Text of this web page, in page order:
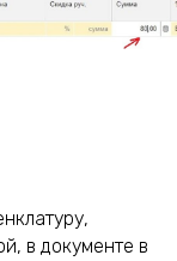
в документе в